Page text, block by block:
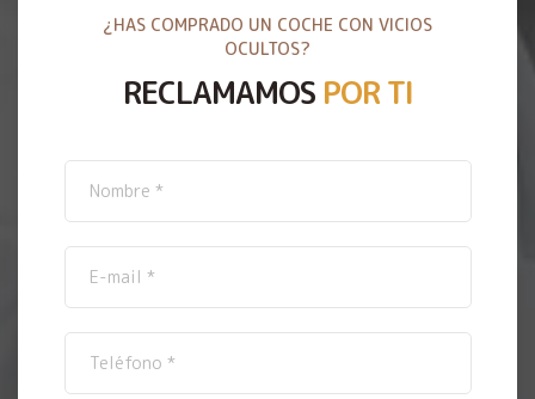
¿HAS COMPRADO UN COCHE CON VICIOS
OCULTOS?
RECLAMAMOS POR TI